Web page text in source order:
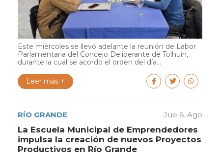
Este miércoles se llevó adelante la reunión de Labor
Parlamentaria del Concejo Deliberante de Tolhuin,
durante la cual se acordó el orden del día...
Leer más +
RÍO GRANDE Jue 6. Ago
La Escuela Municipal de Emprendedores
impulsa la creación de nuevos Proyectos
Productivos en Río Grande